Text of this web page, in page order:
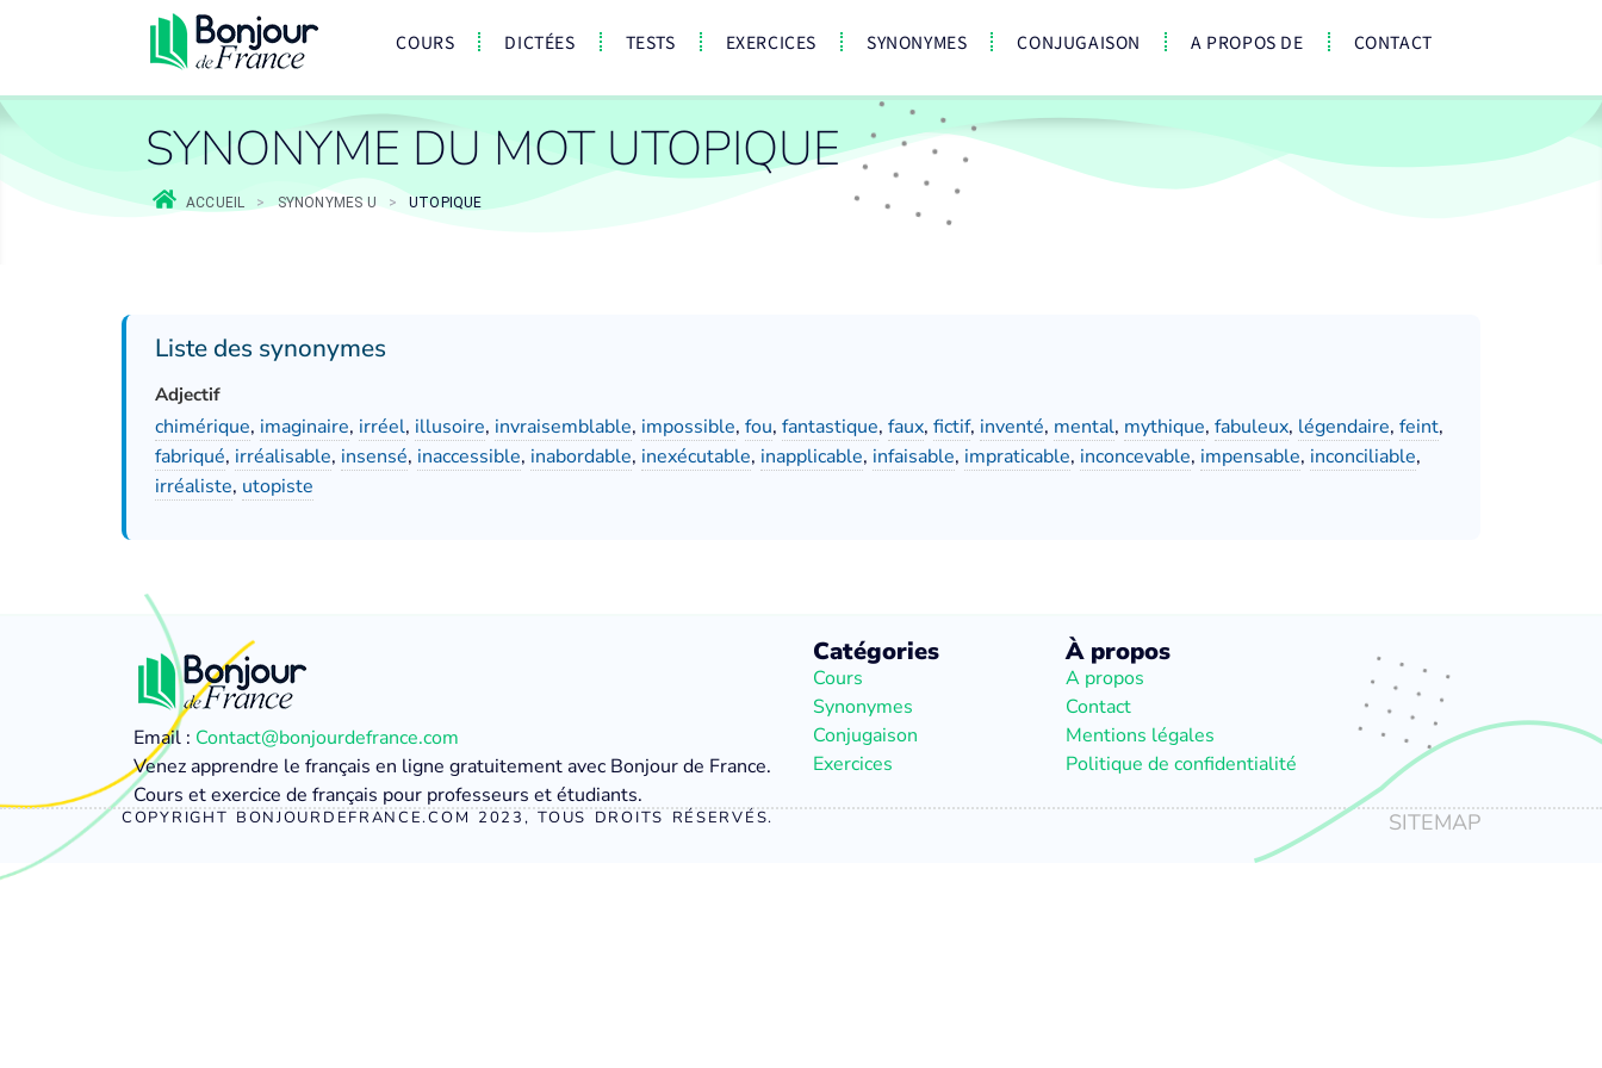
COURS DICTÉES TESTS EXERCICES SYNONYMES CONJUGAISON A PROPOS DE CONTACT
SYNONYME DU MOT UTOPIQUE
ACCUEIL > SYNONYMES U > UTOPIQUE
Liste des synonymes
Adjectif
chimérique, imaginaire, irréel, illusoire, invraisemblable, impossible, fou, fantastique, faux, fictif, inventé, mental, mythique, fabuleux, légendaire, feint,
fabriqué, irréalisable, insensé, inaccessible, inabordable, inexécutable, inapplicable, infaisable, impraticable, inconcevable, impensable, inconciliable,
irréaliste, utopiste
Email : Contact@bonjourdefrance.com
Venez apprendre le français en ligne gratuitement avec Bonjour de France.
Cours et exercice de français pour professeurs et étudiants.
Catégories
Cours
Synonymes
Conjugaison
Exercices
À propos
A propos
Contact
Mentions légales
Politique de confidentialité
COPYRIGHT BONJOURDEFRANCE.COM 2023, TOUS DROITS RÉSERVÉS. SITEMAP